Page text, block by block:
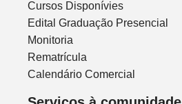
Cursos Disponívies
Edital Graduação Presencial
Monitoria
Rematrícula
Calendário Comercial